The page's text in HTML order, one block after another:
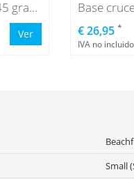
Fijación mural, 45 grados
Ver € 26,95 *
IVA no incluido
Small